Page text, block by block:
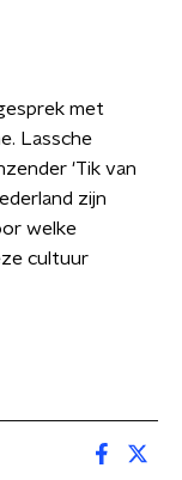
met
Lassche
'Tik van
zijn
welke
cultuur